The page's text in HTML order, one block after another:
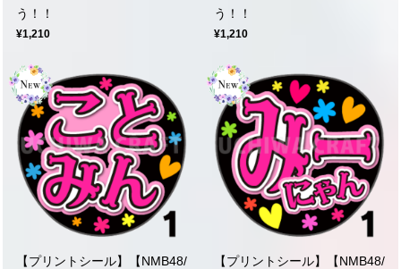
う！！
¥1,210
う！！
¥1,210
【プリントシール】【NMB48/
【プリントシール】【NMB48/